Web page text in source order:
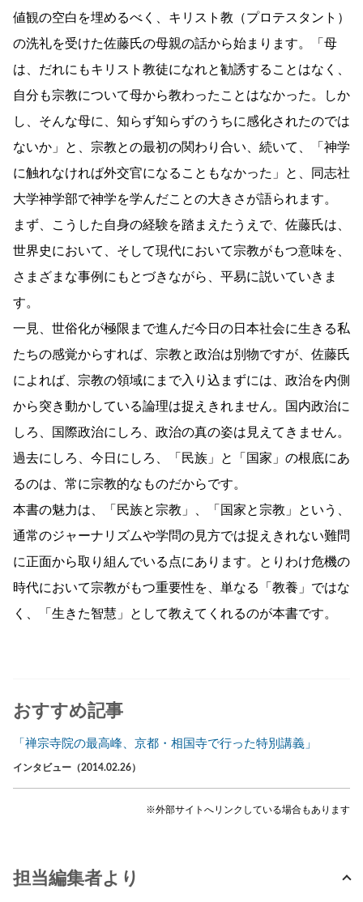
値観の空白を埋めるべく、キリスト教（プロテスタント）
の洗礼を受けた佐藤氏の母親の話から始まります。「母
は、だれにもキリスト教徒になれと勧誘することはなく、
自分も宗教について母から教わったことはなかった。しか
し、そんな母に、知らず知らずのうちに感化されたのでは
ないか」と、宗教との最初の関わり合い、続いて、「神学
に触れなければ外交官になることもなかった」と、同志社
大学神学部で神学を学んだことの大きさが語られます。
まず、こうした自身の経験を踏まえたうえで、佐藤氏は、
世界史において、そして現代において宗教がもつ意味を、
さまざまな事例にもとづきながら、平易に説いていきま
す。
一見、世俗化が極限まで進んだ今日の日本社会に生きる私
たちの感覚からすれば、宗教と政治は別物ですが、佐藤氏
によれば、宗教の領域にまで入り込まずには、政治を内側
から突き動かしている論理は捉えきれません。国内政治に
しろ、国際政治にしろ、政治の真の姿は見えてきません。
過去にしろ、今日にしろ、「民族」と「国家」の根底にあ
るのは、常に宗教的なものだからです。
本書の魅力は、「民族と宗教」、「国家と宗教」という、
通常のジャーナリズムや学問の見方では捉えきれない難問
に正面から取り組んでいる点にあります。とりわけ危機の
時代において宗教がもつ重要性を、単なる「教養」ではな
く、「生きた智慧」として教えてくれるのが本書です。
おすすめ記事
「禅宗寺院の最高峰、京都・相国寺で行った特別講義」
インタビュー（2014.02.26）
※外部サイトへリンクしている場合もあります
担当編集者より